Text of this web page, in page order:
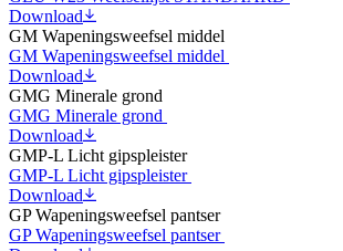
Download
GM Wapeningsweefsel middel
GM Wapeningsweefsel middel
Download
GMG Minerale grond
GMG Minerale grond
Download
GMP-L Licht gipspleister
GMP-L Licht gipspleister
Download
GP Wapeningsweefsel pantser
GP Wapeningsweefsel pantser